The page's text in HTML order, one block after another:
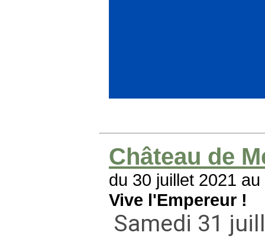
Château de
du 30 juillet 2021
Vive l'Empereur !
Samedi 31